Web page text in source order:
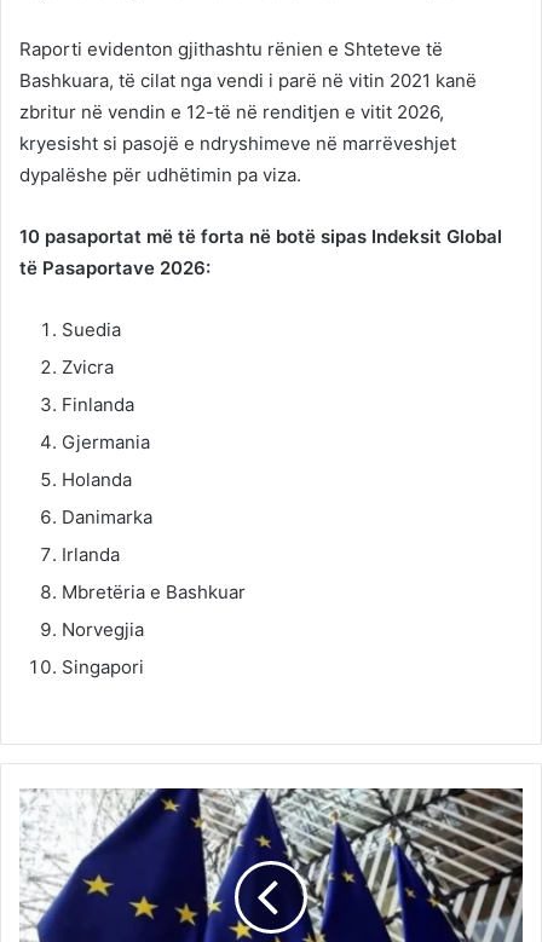
Raporti evidenton gjithashtu rënien e Shteteve të
Bashkuara, të cilat nga vendi i parë në vitin 2021 kanë
zbritur në vendin e 12-të në renditjen e vitit 2026,
kryesisht si pasojë e ndryshimeve në marrëveshjet
dypalëshe për udhëtimin pa viza.
10 pasaportat më të forta në botë sipas Indeksit Global
të Pasaportave 2026:
Suedia
Zvicra
Finlanda
Gjermania
Holanda
Danimarka
Irlanda
Mbretëria e Bashkuar
Norvegjia
Singapori